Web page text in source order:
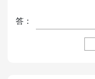
答：